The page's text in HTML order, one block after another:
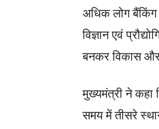
अधिक लोग बैंकिंग
विज्ञान एवं
बनकर विकास और
मुख्यमंत्री ने
समय में तीसरे